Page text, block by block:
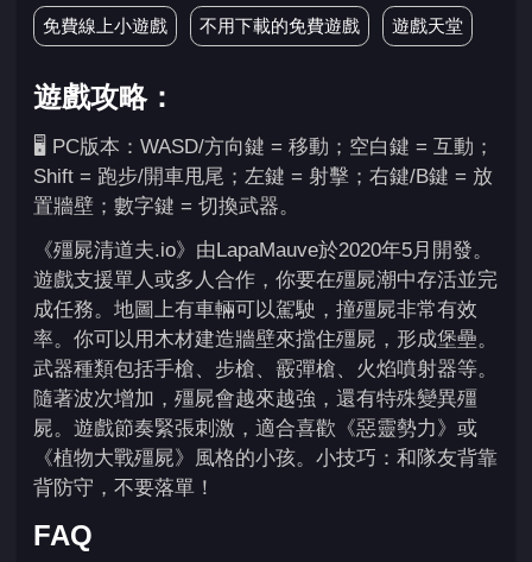
免費線上小遊戲 不用下載的免費遊戲 遊戲天堂
遊戲攻略：
🖥️ PC版本：WASD/方向鍵 = 移動；空白鍵 = 互動；
Shift = 跑步/開車甩尾；左鍵 = 射擊；右鍵/B鍵 = 放
置牆壁；數字鍵 = 切換武器。
《殭屍清道夫.io》由LapaMauve於2020年5月開發。
遊戲支援單人或多人合作，你要在殭屍潮中存活並完
成任務。地圖上有車輛可以駕駛，撞殭屍非常有效
率。你可以用木材建造牆壁來擋住殭屍，形成堡壘。
武器種類包括手槍、步槍、霰彈槍、火焰噴射器等。
隨著波次增加，殭屍會越來越強，還有特殊變異殭
屍。遊戲節奏緊張刺激，適合喜歡《惡靈勢力》或
《植物大戰殭屍》風格的小孩。小技巧：和隊友背靠
背防守，不要落單！
FAQ